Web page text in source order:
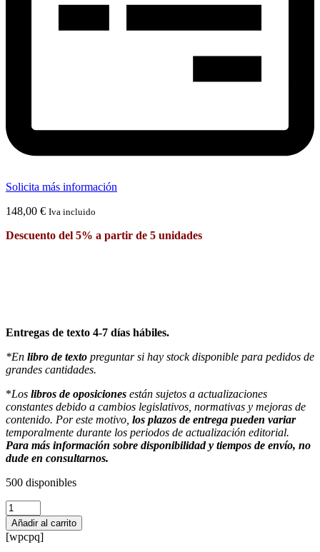
Solicita más información
148,00 € Iva incluido
Descuento del 5% a partir de 5 unidades
Entregas de texto 4-7 días hábiles.
*En libro de texto preguntar si hay stock disponible para pedidos de
grandes cantidades.
*Los libros de oposiciones están sujetos a actualizaciones
constantes debido a cambios legislativos, normativas y mejoras de
contenido. Por este motivo, los plazos de entrega pueden variar
temporalmente durante los periodos de actualización editorial.
Para más información sobre disponibilidad y tiempos de envío, no
dude en consultarnos.
500 disponibles
Temario
+
Supuestos
prácticos
Añadir al carrito
[wpcpq]